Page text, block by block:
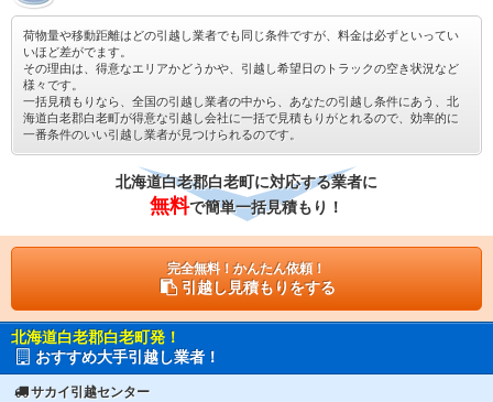
荷物量や移動距離はどの引越し業者でも同じ条件ですが、料金は必ずといってい
いほど差がでます。
その理由は、得意なエリアかどうかや、引越し希望日のトラックの空き状況など
様々です。
一括見積もりなら、全国の引越し業者の中から、あなたの引越し条件にあう、北
海道白老郡白老町が得意な引越し会社に一括で見積もりがとれるので、効率的に
一番条件のいい引越し業者が見つけられるのです。
北海道白老郡白老町に対応する業者に
無料で簡単一括見積もり！
完全無料！かんたん依頼！
引越し見積もりをする
北海道白老郡白老町発！
おすすめ大手引越し業者！
サカイ引越センター